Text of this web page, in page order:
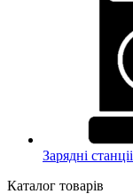
Зарядні станціі
Каталог товарів